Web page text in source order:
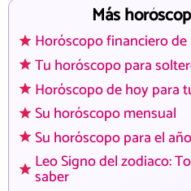
Más
Horóscopo financiero
Tu horóscopo para
Horóscopo de hoy para
Su horóscopo mensual
Su horóscopo para el año
Leo Signo del zodiaco:
saber